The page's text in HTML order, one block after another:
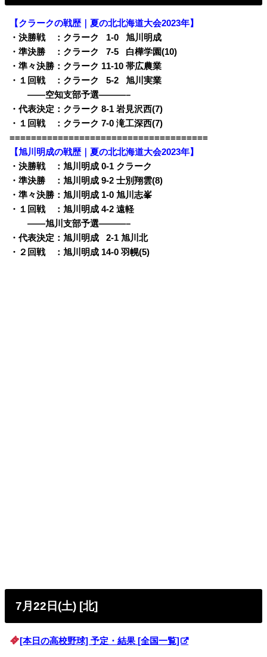
【クラークの戦歴｜夏の北北海道大会2023年】
・決勝戦 ：クラーク
1-0 0旭川明成
・準決勝 ：クラーク
07-5
白樺学園(10)
・準々決勝：クラーク 11-10 帯広農業
・１回戦 ：クラーク
05-2 0旭川実業
——空知支部予選———–
・代表決定：クラーク 8-1 岩見沢西(7)
・１回戦 ：クラーク 7-0 滝工深西(7)
=====================================
【旭川明成の戦歴｜夏の北北海道大会2023年】
・決勝戦 ：旭川明成 0-1 クラーク
・準決勝 ：旭川明成 9-2 士別翔雲(8)
・準々決勝：旭川明成 1-0 旭川志峯
・１回戦 ：旭川明成 4-2 遠軽
——旭川支部予選———–
・代表決定：旭川明成
02-1 旭川北
・２回戦 ：旭川明成 14-0 羽幌(5)
7月22日(土) [北]
[本日の高校野球] 予定・結果 [全国一覧]